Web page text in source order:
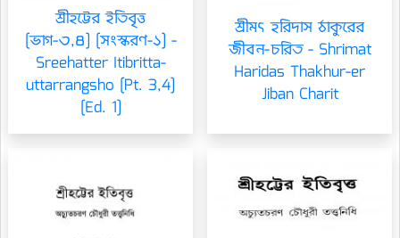
শ্রীহট্টের ইতিবৃত্ত
[ভাগ-৩,৪] [সংস্করণ-১] -
Sreehatter Itibritta-
uttarrangsho [Pt. 3,4]
[Ed. 1]
শ্রীমৎ হরিদাস ঠাকুরের
জীবন-চরিত - Shrimat
Haridas Thakhur-er
Jiban Charit